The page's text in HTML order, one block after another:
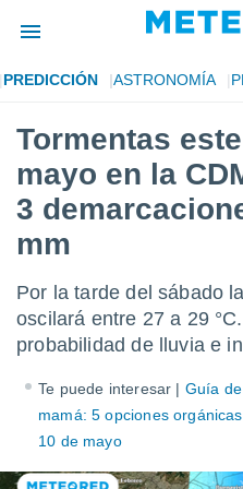
de
ha sido
para
la
que se
a este
las
y
basada
PREDICCIÓN ASTRONOMÍA
Tormentas
mayo en la
3
mm
Por la tarde del sábado
oscilará entre 27 a 29
probabilidad de lluvia e
Te puede interesar | Guía
mamá: 5 opciones
10 de mayo